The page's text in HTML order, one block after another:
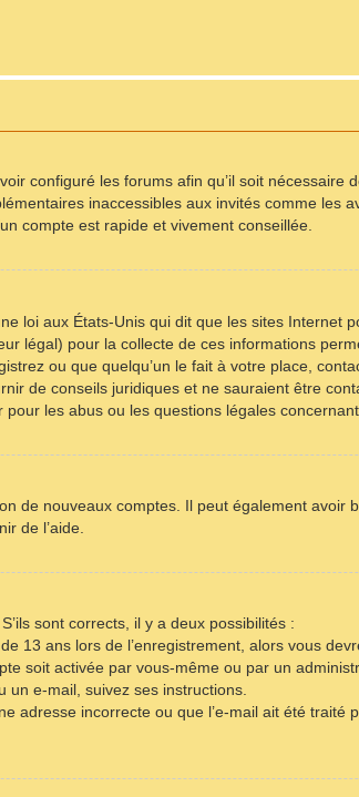
configuré les forums afin qu’il soit nécessaire
inaccessibles aux invités comme les
compte est rapide et vivement conseillée.
loi aux États-Unis qui dit que les sites Internet
légal) pour la collecte de ces informations
ou que quelqu’un le fait à votre place,
de conseils juridiques et ne sauraient être
les abus ou les questions légales
de nouveaux comptes. Il peut également avoir
de l’aide.
sont corrects, il y a deux possibilités :
13 ans lors de l’enregistrement, alors vous
soit activée par vous-même ou par un
un e-mail, suivez ses instructions.
adresse incorrecte ou que l’e-mail ait été